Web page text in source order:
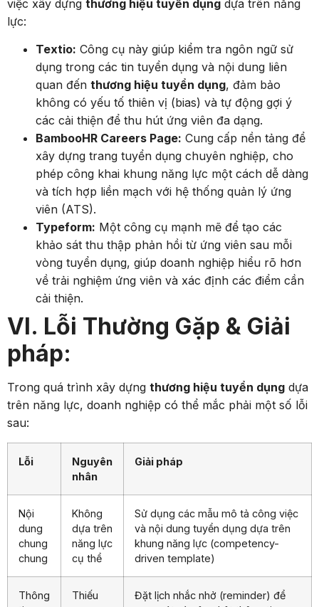
việc xây dựng thương hiệu tuyển dụng dựa trên năng
lực:
Textio: Công cụ này giúp kiểm tra ngôn ngữ sử
dụng trong các tin tuyển dụng và nội dung liên
quan đến thương hiệu tuyển dụng, đảm bảo
không có yếu tố thiên vị (bias) và tự động gợi ý
các cải thiện để thu hút ứng viên đa dạng.
BambooHR Careers Page: Cung cấp nền tảng để
xây dựng trang tuyển dụng chuyên nghiệp, cho
phép công khai khung năng lực một cách dễ dàng
và tích hợp liền mạch với hệ thống quản lý ứng
viên (ATS).
Typeform: Một công cụ mạnh mẽ để tạo các
khảo sát thu thập phản hồi từ ứng viên sau mỗi
vòng tuyển dụng, giúp doanh nghiệp hiểu rõ hơn
về trải nghiệm ứng viên và xác định các điểm cần
cải thiện.
VI. Lỗi Thường Gặp & Giải
pháp:
Trong quá trình xây dựng thương hiệu tuyển dụng dựa
trên năng lực, doanh nghiệp có thể mắc phải một số lỗi
sau:
Lỗi
Nguyên
nhân
Giải pháp
Nội
dung
chung
chung
Không
dựa trên
năng lực
cụ thể
Sử dụng các mẫu mô tả công việc
và nội dung tuyển dụng dựa trên
khung năng lực (competency-
driven template)
Thông
Thiếu
Đặt lịch nhắc nhở (reminder) để